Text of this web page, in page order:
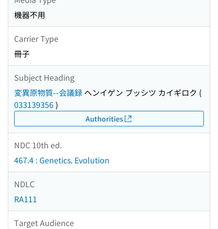
機器不用
Carrier Type
冊子
Subject Heading
変異原物質--会議録 ヘンイゲン ブッシツ カイギロク (
033139356)
Authorities
NDC 10th ed.
467.4 : Genetics. Evolution
NDLC
RA111
Target Audience